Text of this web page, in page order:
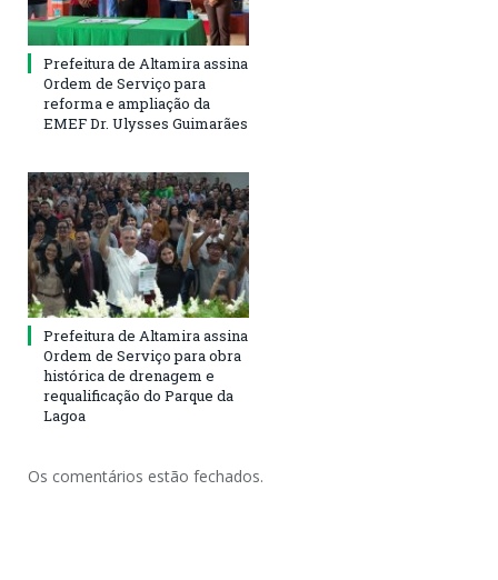
Prefeitura de Altamira assina
Ordem de Serviço para
reforma e ampliação da
EMEF Dr. Ulysses Guimarães
Prefeitura de Altamira assina
Ordem de Serviço para obra
histórica de drenagem e
requalificação do Parque da
Lagoa
Os comentários estão fechados.